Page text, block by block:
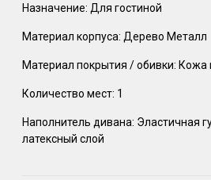
Назначение: Для гостиной
Материал корпуса: Дерево Металл
Материал покрытия / обивки: Кожа
Количество мест: 1
Наполнитель дивана: Эластичная
латексный слой